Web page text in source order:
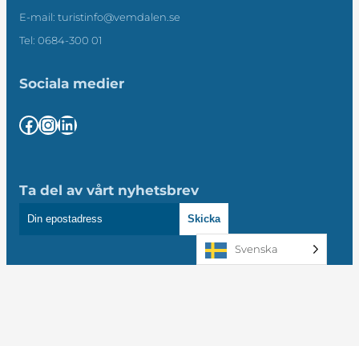
E-mail: turistinfo@vemdalen.se
Tel: 0684-300 01
Sociala medier
Facebook InstagramLinkedIn
Ta del av vårt nyhetsbrev
Skicka
Svenska